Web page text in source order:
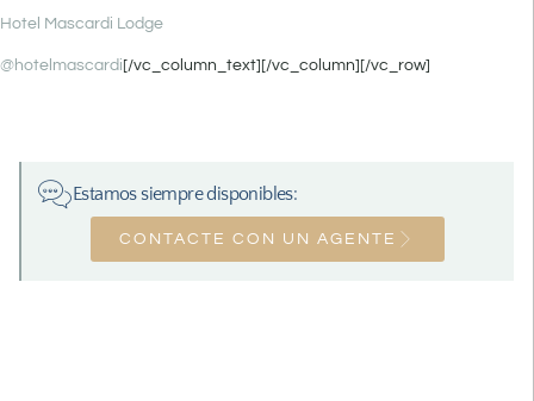
Hotel Mascardi Lodge
@hotelmascardi[/vc_column_text][/vc_column][/vc_row]
Estamos siempre disponibles:
CONTACTE CON UN AGENTE